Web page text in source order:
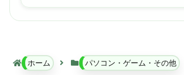
ホーム パソコン・ゲーム・その他